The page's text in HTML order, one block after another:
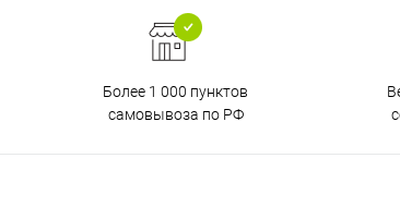
Более 1 000 пунктов
самовывоза по РФ